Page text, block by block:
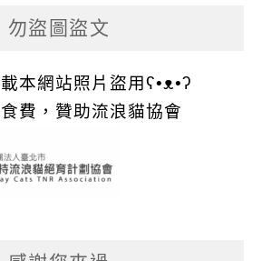
勿盜圖盜文
本網站照片盜用ʕ•ᴥ•ʔ
費，贊助流浪貓協會